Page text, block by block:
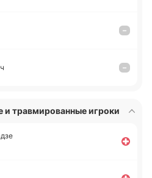
–
–
травмированные игроки